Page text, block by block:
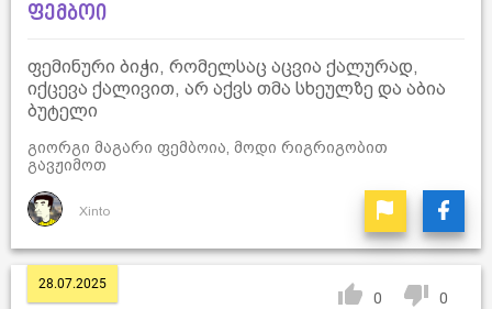
ფემბოი
ფემინური ბიჭი, რომელსაც აცვია ქალურად,
იქცევა ქალივით, არ აქვს თმა სხეულზე და აბია
ბუტელი
გიორგი მაგარი ფემბოია, მოდი რიგრიგობით
გავჟიმოთ
Xinto
28.07.2025
0 0